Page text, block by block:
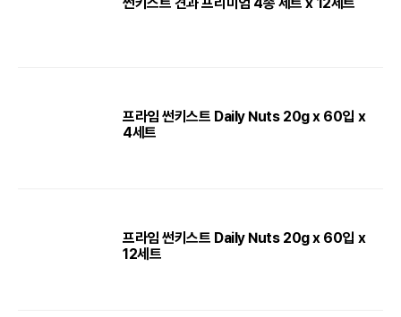
프라임 썬키스트 Daily Nuts 20g x 60입 x
4세트
프라임 썬키스트 Daily Nuts 20g x 60입 x
12세트